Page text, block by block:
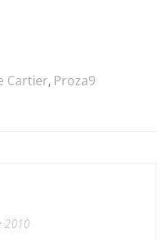
Cartier, Proza9
2010